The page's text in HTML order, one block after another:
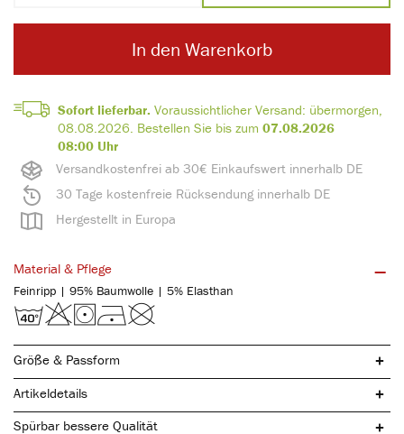
Versandkostenfrei ab 30€ Einkaufswert innerhalb DE
30 Tage kostenfreie Rücksendung innerhalb DE
Hergestellt in Europa
Sofort lieferbar. Voraussichtlicher Versand: übermorgen,
08.08.2026. Bestellen Sie bis zum 07.08.2026
08:00 Uhr
In den Warenkorb
Material & Pflege
Feinripp | 95% Baumwolle | 5% Elasthan
Größe & Passform
Artikeldetails
Spürbar bessere Qualität